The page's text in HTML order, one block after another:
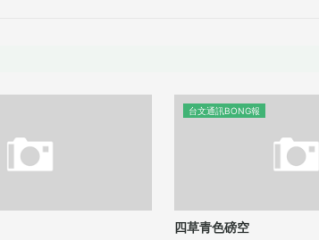
台文通訊BONG報
四草青色磅空